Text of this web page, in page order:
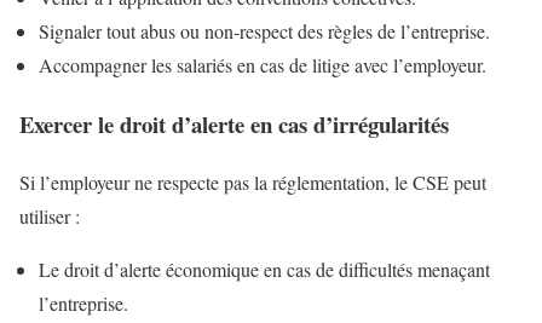
Signaler tout abus ou non-respect des règles de l’entreprise.
Accompagner les salariés en cas de litige avec l’employeur.
Exercer le droit d’alerte en cas d’irrégularités
Si l’employeur ne respecte pas la réglementation, le CSE peut
utiliser :
Le droit d’alerte économique en cas de difficultés menaçant
l’entreprise.